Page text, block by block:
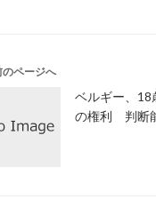
のページへ
ベルギー、18
の権利 判断